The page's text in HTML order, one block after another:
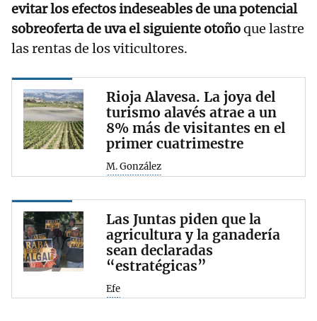
evitar los efectos indeseables de una potencial
sobreoferta de uva el siguiente otoñoque lastre
las rentas de los viticultores.
Rioja Alavesa. La joya del
turismo alavés atrae a un
8% más de visitantes en el
primer cuatrimestre
M. González
Las Juntas piden que la
agricultura y la ganadería
sean declaradas
“estratégicas”
Efe